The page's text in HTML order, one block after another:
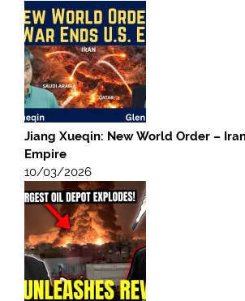
Jiang Xueqin: New World Order –
Empire
10/03/2026